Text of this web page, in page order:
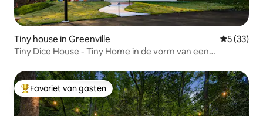
Tiny house in Greenville
5 (33)
Tiny Dice House - Tiny Home in de vorm van een
Topfavoriet van gasten
Favoriet van gasten